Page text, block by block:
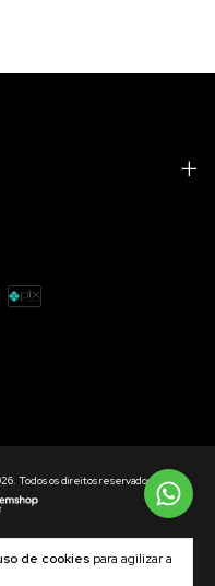
de cookies para agilizar a
Todos os direitos reservados.